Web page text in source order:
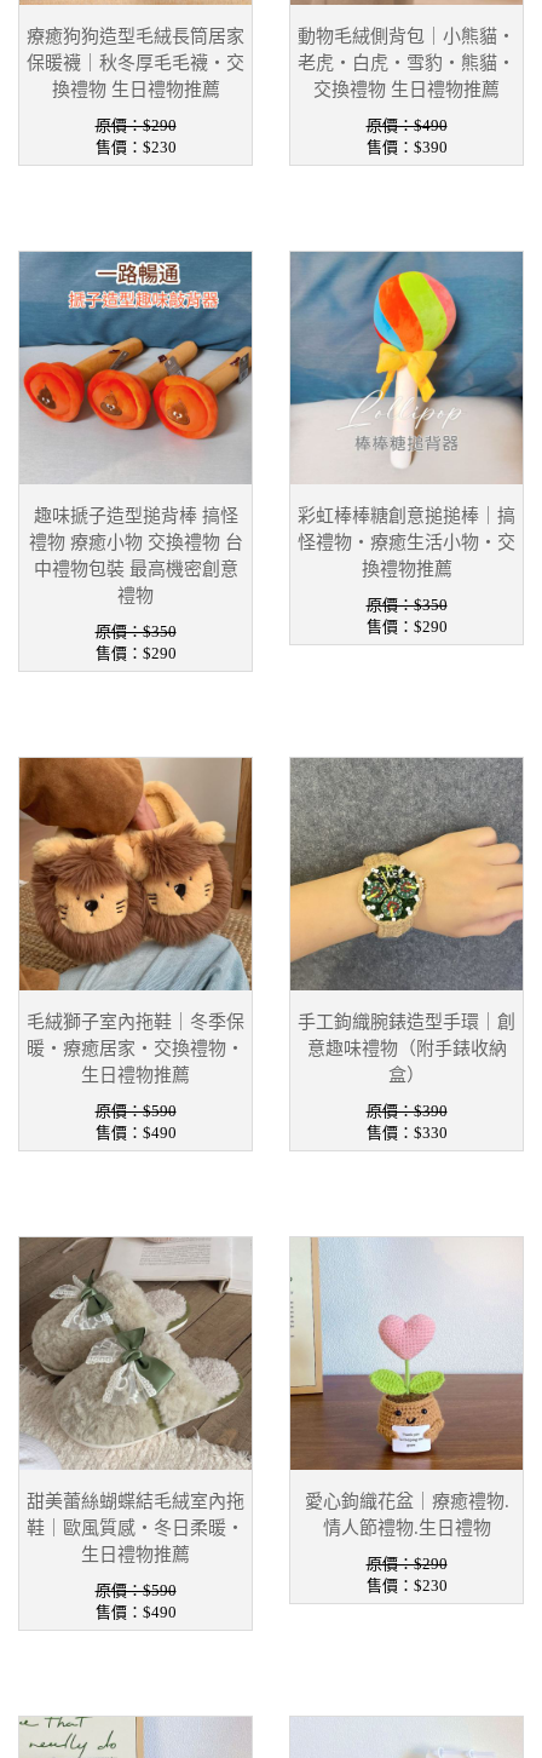
療癒狗狗造型毛絨長筒居家
保暖襪｜秋冬厚毛毛襪・交
換禮物 生日禮物推薦
原價：$290
售價： $230
動物毛絨側背包｜小熊貓・
老虎・白虎・雪豹・熊貓・
交換禮物 生日禮物推薦
原價：$490
售價： $390
趣味搋子造型搥背棒 搞怪
禮物 療癒小物 交換禮物 台
中禮物包裝 最高機密創意
禮物
原價：$350
售價： $290
彩虹棒棒糖創意搥搥棒｜搞
怪禮物・療癒生活小物・交
換禮物推薦
原價：$350
售價： $290
毛絨獅子室內拖鞋｜冬季保
暖・療癒居家・交換禮物・
生日禮物推薦
原價：$590
售價： $490
手工鉤織腕錶造型手環｜創
意趣味禮物（附手錶收納
盒）
原價：$390
售價： $330
甜美蕾絲蝴蝶結毛絨室內拖
鞋｜歐風質感・冬日柔暖・
生日禮物推薦
原價：$590
售價： $490
愛心鉤織花盆｜療癒禮物.
情人節禮物.生日禮物
原價：$290
售價： $230